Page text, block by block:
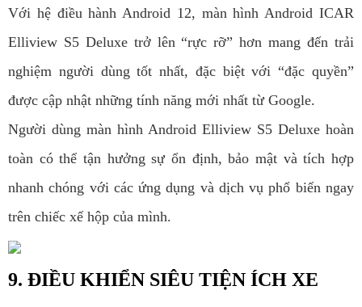
Với hệ điều hành Android 12, màn hình Android ICAR
Elliview S5 Deluxe trở lên “rực rỡ” hơn mang đến trải
nghiệm người dùng tốt nhất, đặc biệt với “đặc quyền”
được cập nhật những tính năng mới nhất từ Google.
Người dùng màn hình Android Elliview S5 Deluxe hoàn
toàn có thể tận hưởng sự ổn định, bảo mật và tích hợp
nhanh chóng với các ứng dụng và dịch vụ phổ biến ngay
trên chiếc xế hộp của mình.
9. ĐIỀU KHIỂN SIÊU TIỆN ÍCH XE